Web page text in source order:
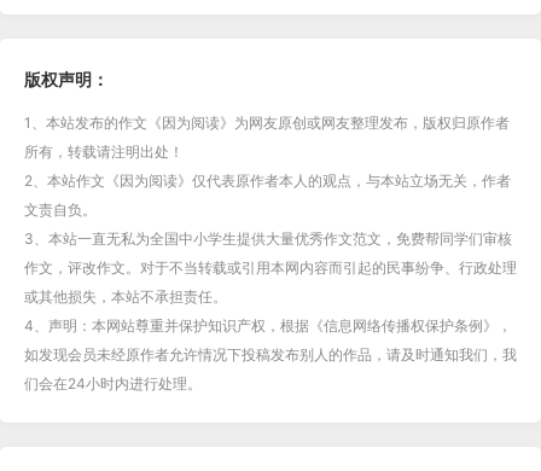
版权声明：
1、本站发布的作文《因为阅读》为网友原创或网友整理发布，版权归原作者
所有，转载请注明出处！
2、本站作文《因为阅读》仅代表原作者本人的观点，与本站立场无关，作者
文责自负。
3、本站一直无私为全国中小学生提供大量优秀作文范文，免费帮同学们审核
作文，评改作文。对于不当转载或引用本网内容而引起的民事纷争、行政处理
或其他损失，本站不承担责任。
4、声明：本网站尊重并保护知识产权，根据《信息网络传播权保护条例》，
如发现会员未经原作者允许情况下投稿发布别人的作品，请及时通知我们，我
们会在24小时内进行处理。